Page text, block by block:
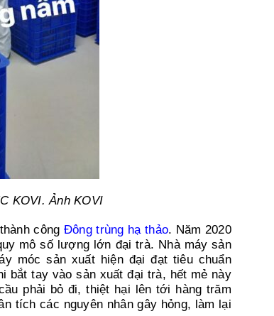
KOVI. Ảnh KOVI
công Đông trùng hạ thảo. Năm 2020
mô số lượng lớn đại trà. Nhà máy sản
móc sản xuất hiện đại đạt tiêu chuẩn
bắt tay vào sản xuất đại trà, hết mẻ này
phải bỏ đi, thiệt hại lên tới hàng trăm
tích các nguyên nhân gây hỏng, làm lại